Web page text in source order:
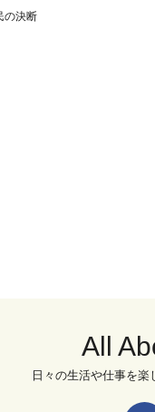
の決断
All
日々の生活や仕事を楽